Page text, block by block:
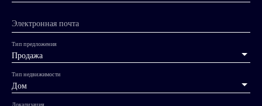
Электронная почта
Продажа
Тип предложения
Дом
Тип недвижимости
Локализация